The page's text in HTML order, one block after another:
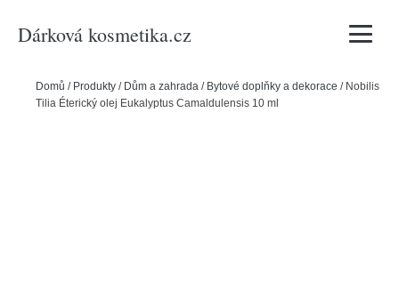
Dárková kosmetika.cz Vyhledávání
Domů / Produkty / Dům a zahrada / Bytové doplňky a dekorace / Nobilis
Tilia Éterický olej Eukalyptus Camaldulensis 10 ml